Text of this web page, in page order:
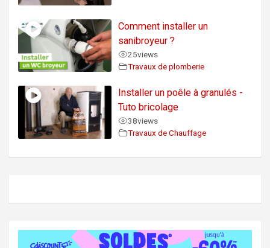
Comment installer un
sanibroyeur ?
25views
Travaux de plomberie
Installer un poêle à granulés -
Tuto bricolage
38views
Travaux de Chauffage